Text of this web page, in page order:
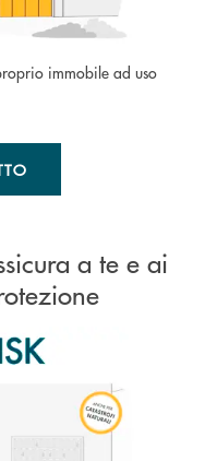
immobile ad uso
a te e ai